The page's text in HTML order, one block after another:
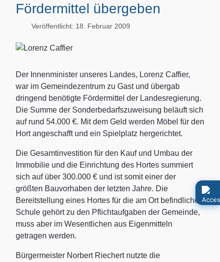
Fördermittel übergeben
Veröffentlicht: 18. Februar 2009
Der Innenminister unseres Landes, Lorenz Caffier,
war im Gemeindezentrum zu Gast und übergab
dringend benötigte Fördermittel der Landesregierung.
Die Summe der Sonderbedarfszuweisung beläuft sich
auf rund 54.000 €. Mit dem Geld werden Möbel für den
Hort angeschafft und ein Spielplatz hergerichtet.
Die Gesamtinvestition für den Kauf und Umbau der
Immobilie und die Einrichtung des Hortes summiert
sich auf über 300.000 € und ist somit einer der
größten Bauvorhaben der letzten Jahre. Die
Bereitstellung eines Hortes für die am Ort befindliche
Schule gehört zu den Pflichtaufgaben der Gemeinde,
muss aber im Wesentlichen aus Eigenmitteln
getragen werden.
Bürgermeister Norbert Riechert nutzte die